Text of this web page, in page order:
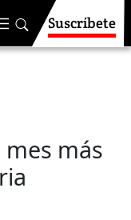
Suscríbete
mes más